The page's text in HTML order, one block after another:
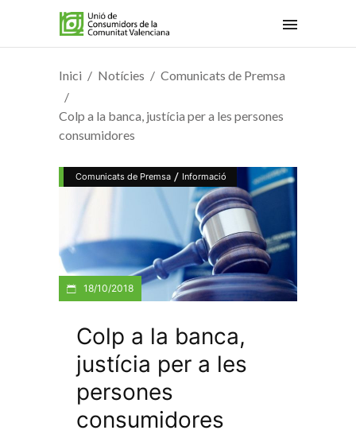
Inici Notícies Comunicats de Premsa
Colp a la banca, justícia per a les persones
consumidores
Comunicats de Premsa / Informació
18/10/2018
Colp a la banca,
justícia per a les
persones
consumidores